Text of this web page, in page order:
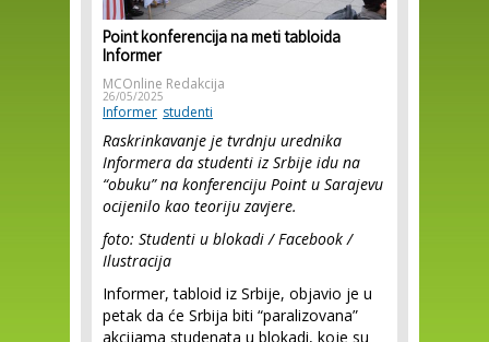
Point konferencija na meti tabloida
Informer
MCOnline Redakcija
26/05/2025
Informer studenti
Raskrinkavanje je tvrdnju urednika
Informera da studenti iz Srbije idu na
“obuku” na konferenciju Point u Sarajevu
ocijenilo kao teoriju zavjere.
foto: Studenti u blokadi / Facebook /
Ilustracija
Informer, tabloid iz Srbije, objavio je u
petak da će Srbija biti “paralizovana”
akcijama studenata u blokadi, koje su